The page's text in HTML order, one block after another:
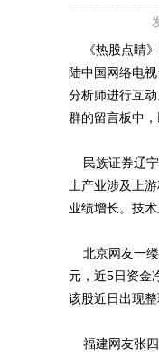
《热股点睛》
陆中国网络电
分析师进行互
群的留言板中，
民族证券辽宁
土产业涉及上
业绩增长。技
北京网友一缕
元，近5日资金
该股近日出现
福建网友张四